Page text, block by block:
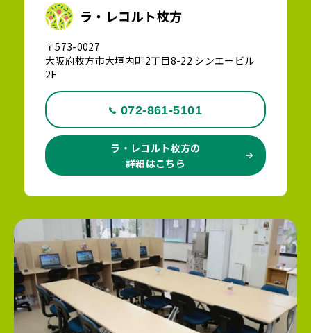
ラ・レコルト枚方
〒573-0027
大阪府枚方市大垣内町2丁目8-22 シンエービル
2F
072-861-5101
ラ・レコルト枚方の
詳細はこちら